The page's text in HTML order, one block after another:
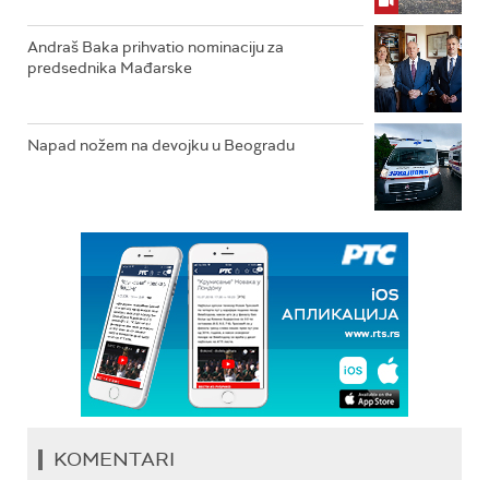
Andraš Baka prihvatio nominaciju za
predsednika Mađarske
Napad nožem na devojku u Beogradu
KOMENTARI